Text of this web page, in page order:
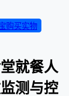
购买实物
就餐人
测与控